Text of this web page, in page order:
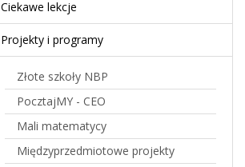
Ciekawe lekcje
Projekty i programy
Złote szkoły NBP
PocztajMY - CEO
Mali matematycy
Międzyprzedmiotowe projekty